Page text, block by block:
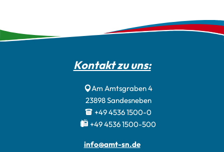
Kontakt zu uns:
Am Amtsgraben 4
23898Sandesneben
+49 4536 1500-0
+49 4536 1500-500
info@amt-sn.de